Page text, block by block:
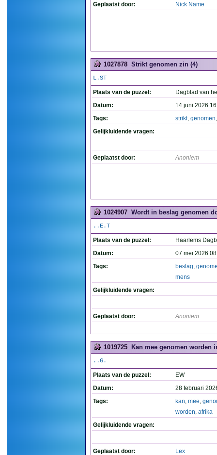
Geplaatst door: Nick Name
1027878 Strikt genomen zin (4)
L.ST
Plaats van de puzzel:
Dagblad van
Datum:
14 juni 2026
Tags:
strikt, genomen
Gelijkluidende vragen:
Geplaatst door: Anoniem
1024907 Wordt in beslag genomen
..E.T
Plaats van de puzzel:
Haarlems
Datum:
07 mei 2026
Tags:
beslag,
mens
Gelijkluidende vragen:
Geplaatst door: Anoniem
1019725 Kan mee genomen worden
..G.
Plaats van de puzzel:
EW
Datum:
28 februari
Tags:
kan, mee,
worden, afrika
Gelijkluidende vragen:
Geplaatst door: Lex